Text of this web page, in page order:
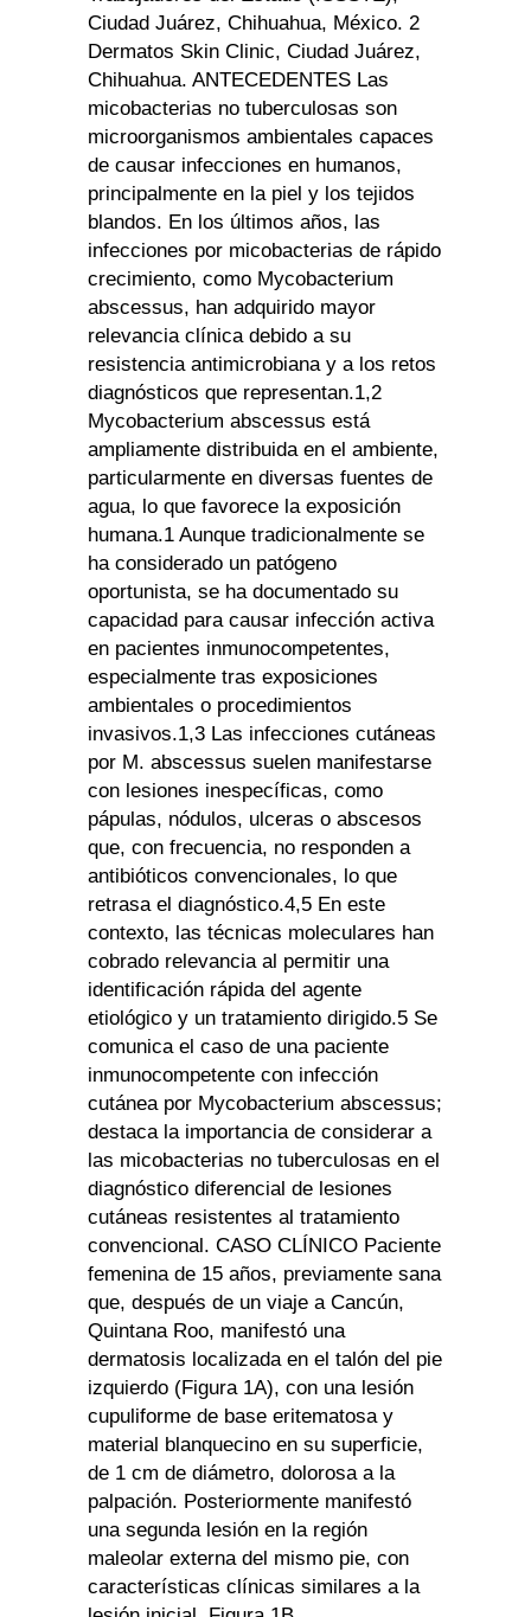
Ciudad Juárez, Chihuahua, México. 2
Dermatos Skin Clinic, Ciudad Juárez,
Chihuahua. ANTECEDENTES Las
micobacterias no tuberculosas son
microorganismos ambientales capaces
de causar infecciones en humanos,
principalmente en la piel y los tejidos
blandos. En los últimos años, las
infecciones por micobacterias de rápido
crecimiento, como Mycobacterium
abscessus, han adquirido mayor
relevancia clínica debido a su
resistencia antimicrobiana y a los retos
diagnósticos que representan.1,2
Mycobacterium abscessus está
ampliamente distribuida en el ambiente,
particularmente en diversas fuentes de
agua, lo que favorece la exposición
humana.1 Aunque tradicionalmente se
ha considerado un patógeno
oportunista, se ha documentado su
capacidad para causar infección activa
en pacientes inmunocompetentes,
especialmente tras exposiciones
ambientales o procedimientos
invasivos.1,3 Las infecciones cutáneas
por M. abscessus suelen manifestarse
con lesiones inespecíficas, como
pápulas, nódulos, ulceras o abscesos
que, con frecuencia, no responden a
antibióticos convencionales, lo que
retrasa el diagnóstico.4,5 En este
contexto, las técnicas moleculares han
cobrado relevancia al permitir una
identificación rápida del agente
etiológico y un tratamiento dirigido.5 Se
comunica el caso de una paciente
inmunocompetente con infección
cutánea por Mycobacterium abscessus;
destaca la importancia de considerar a
las micobacterias no tuberculosas en el
diagnóstico diferencial de lesiones
cutáneas resistentes al tratamiento
convencional. CASO CLÍNICO Paciente
femenina de 15 años, previamente sana
que, después de un viaje a Cancún,
Quintana Roo, manifestó una
dermatosis localizada en el talón del pie
izquierdo (Figura 1A), con una lesión
cupuliforme de base eritematosa y
material blanquecino en su superficie,
de 1 cm de diámetro, dolorosa a la
palpación. Posteriormente manifestó
una segunda lesión en la región
maleolar externa del mismo pie, con
características clínicas similares a la